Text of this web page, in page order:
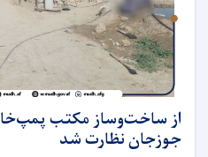
از ساخت‌وساز مکتب
جوزجان نظارت شد